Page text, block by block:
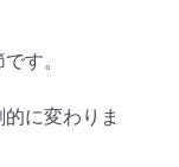
す。
に変わりま